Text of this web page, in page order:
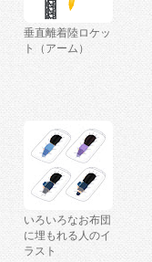
垂直離着陸ロケッ
ト（アーム）
いろいろなお布団
に埋もれる人のイ
ラスト